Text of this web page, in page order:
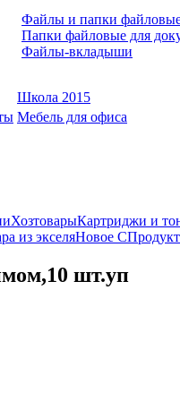
Файлы и папки
Папки файловые для
Файлы-вкладыши
Школа 2015
Мебель для офиса
ХозтоварыКартриджи и
из экселяНовое С
шт.уп